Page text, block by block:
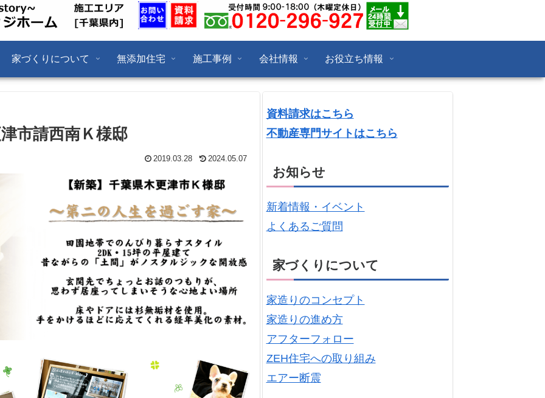
家づくりについて 無添加住宅 施工事例 会社情報 お役立ち情報
市請西南Ｋ様邸
2019.03.28 2024.05.07
資料請求はこちら
不動産専門サイトはこちら
お知らせ
新着情報・イベント
よくあるご質問
家づくりについて
家造りのコンセプト
家造りの進め方
アフターフォロー
ZEH住宅への取り組み
エアー断震